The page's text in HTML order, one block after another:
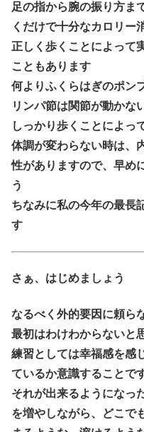
足の指から腕の振り方ま
くだけで十分なカロリー
正しく歩くことによって
こともあります
何よりふくらはぎのポン
リンパ節は関節が動かな
しっかり歩くことによっ
体調が変わらない時は、
性がありますので、早め
う
ちなみに私の今年の最長
す
さぁ、はじめましょう
なるべく外的要因に頼ら
最初はわけわからないと
練習としては幸福感を感
ているか意識することで
それが出来るようになっ
を増やしながら、どこで